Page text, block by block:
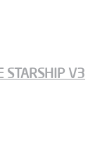
STARSHIP V3